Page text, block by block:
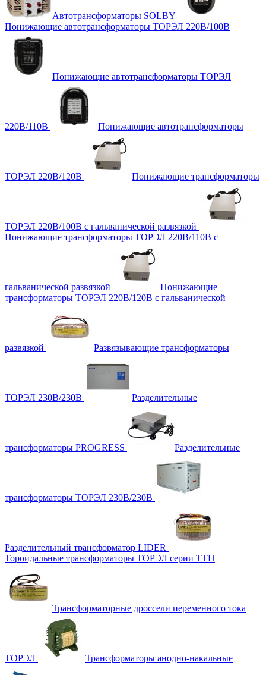
Автотрансформаторы SOLBY
Понижающие автотрансформаторы ТОРЭЛ 220В/100В
Понижающие автотрансформаторы ТОРЭЛ
220В/110В Понижающие автотрансформаторы
ТОРЭЛ 220В/120В Понижающие трансформаторы
ТОРЭЛ 220В/100В с гальванической развязкой
Понижающие трансформаторы ТОРЭЛ 220В/110В с
гальванической развязкой
Понижающие
трансформаторы ТОРЭЛ 220В/120В с гальванической
развязкой Развязывающие трансформаторы
ТОРЭЛ 230В/230В Разделительные
трансформаторы PROGRESS Разделительные
трансформаторы ТОРЭЛ 230В/230В
Разделительный трансформатор LIDER
Тороидальные трансформаторы ТОРЭЛ серии ТТП
Трансформаторные дроссели переменного тока
ТОРЭЛ Трансформаторы анодно-накальные